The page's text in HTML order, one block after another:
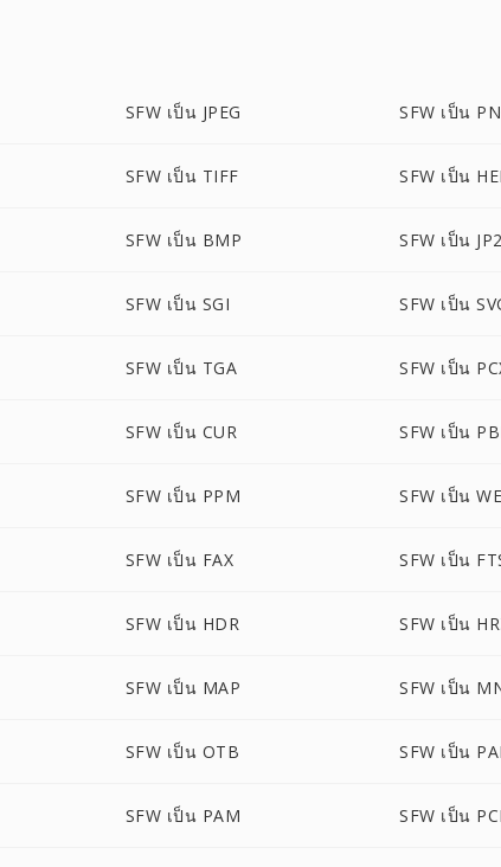
SFW เป็น JPEG SFW เป็น
SFW เป็น TIFF SFW เป็น
SFW เป็น BMP SFW เป็น JP2
SFW เป็น SGI SFW เป็น
SFW เป็น TGA SFW เป็น
SFW เป็น CUR SFW เป็น
SFW เป็น PPM SFW เป็น
SFW เป็น FAX SFW เป็น
SFW เป็น HDR SFW เป็น
SFW เป็น MAP SFW เป็น
SFW เป็น OTB SFW เป็น
SFW เป็น PAM SFW เป็น